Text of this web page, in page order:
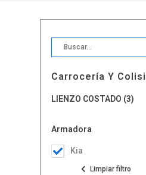
Carrocería Y
LIENZO COSTADO (3)
Armadora
Kia